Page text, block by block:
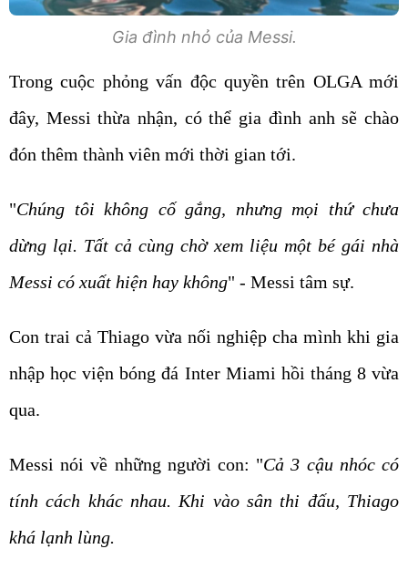
Gia đình nhỏ của Messi.
Trong cuộc phỏng vấn độc quyền trên OLGA mới
đây, Messi thừa nhận, có thể gia đình anh sẽ chào
đón thêm thành viên mới thời gian tới.
"Chúng tôi không cố gắng, nhưng mọi thứ chưa
dừng lại. Tất cả cùng chờ xem liệu một bé gái nhà
Messi có xuất hiện hay không" - Messi tâm sự.
Con trai cả Thiago vừa nối nghiệp cha mình khi gia
nhập học viện bóng đá Inter Miami hồi tháng 8 vừa
qua.
Messi nói về những người con: "Cả 3 cậu nhóc có
tính cách khác nhau. Khi vào sân thi đấu, Thiago
khá lạnh lùng.